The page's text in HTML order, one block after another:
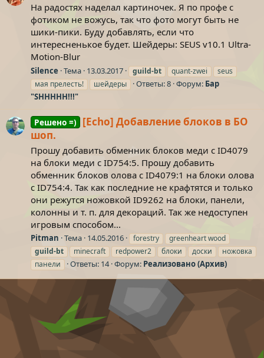
На радостях наделал картиночек. Я по профе с
фотиком не вожусь, так что фото могут быть не
шики-пики. Буду добавлять, если что
интересненькое будет. Шейдеры: SEUS v10.1 Ultra-
Motion-Blur
Silence Тема 13.03.2017 guild-bt quant-zwei
seus
мая прелесть!
шейдеры Ответы: 8 Форум: Бар
"SHHHHH!!!"
Решено =)
[Echo] Добавление блоков в БО
шоп.
Прошу добавить обменник блоков меди с ID4079
на блоки меди с ID754:5. Прошу добавить
обменник блоков олова с ID4079:1 на блоки олова
с ID754:4. Так как последние не крафтятся и только
они режутся ножовкой ID9262 на блоки, панели,
колонны и т. п. для декораций. Так же недоступен
игровым способом...
Pitman Тема 14.05.2016 forestry
greenheart wood
guild-bt
minecraft redpower2 блоки доски
ножовка
панели
Ответы: 14 Форум: Реализовано (Архив)